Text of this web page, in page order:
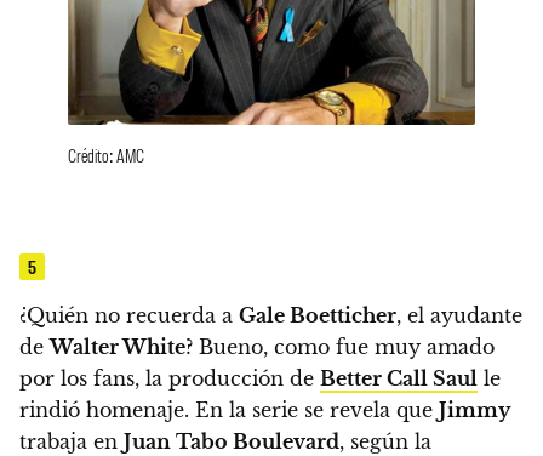
Crédito: AMC
5
¿Quién no recuerda a Gale Boetticher, el ayudante
deWalter White? Bueno, como fue muy amado
por los fans, la producción de Better Call Saul le
rindió homenaje. En la serie se revela que Jimmy
trabaja en Juan Tabo Boulevard, según la